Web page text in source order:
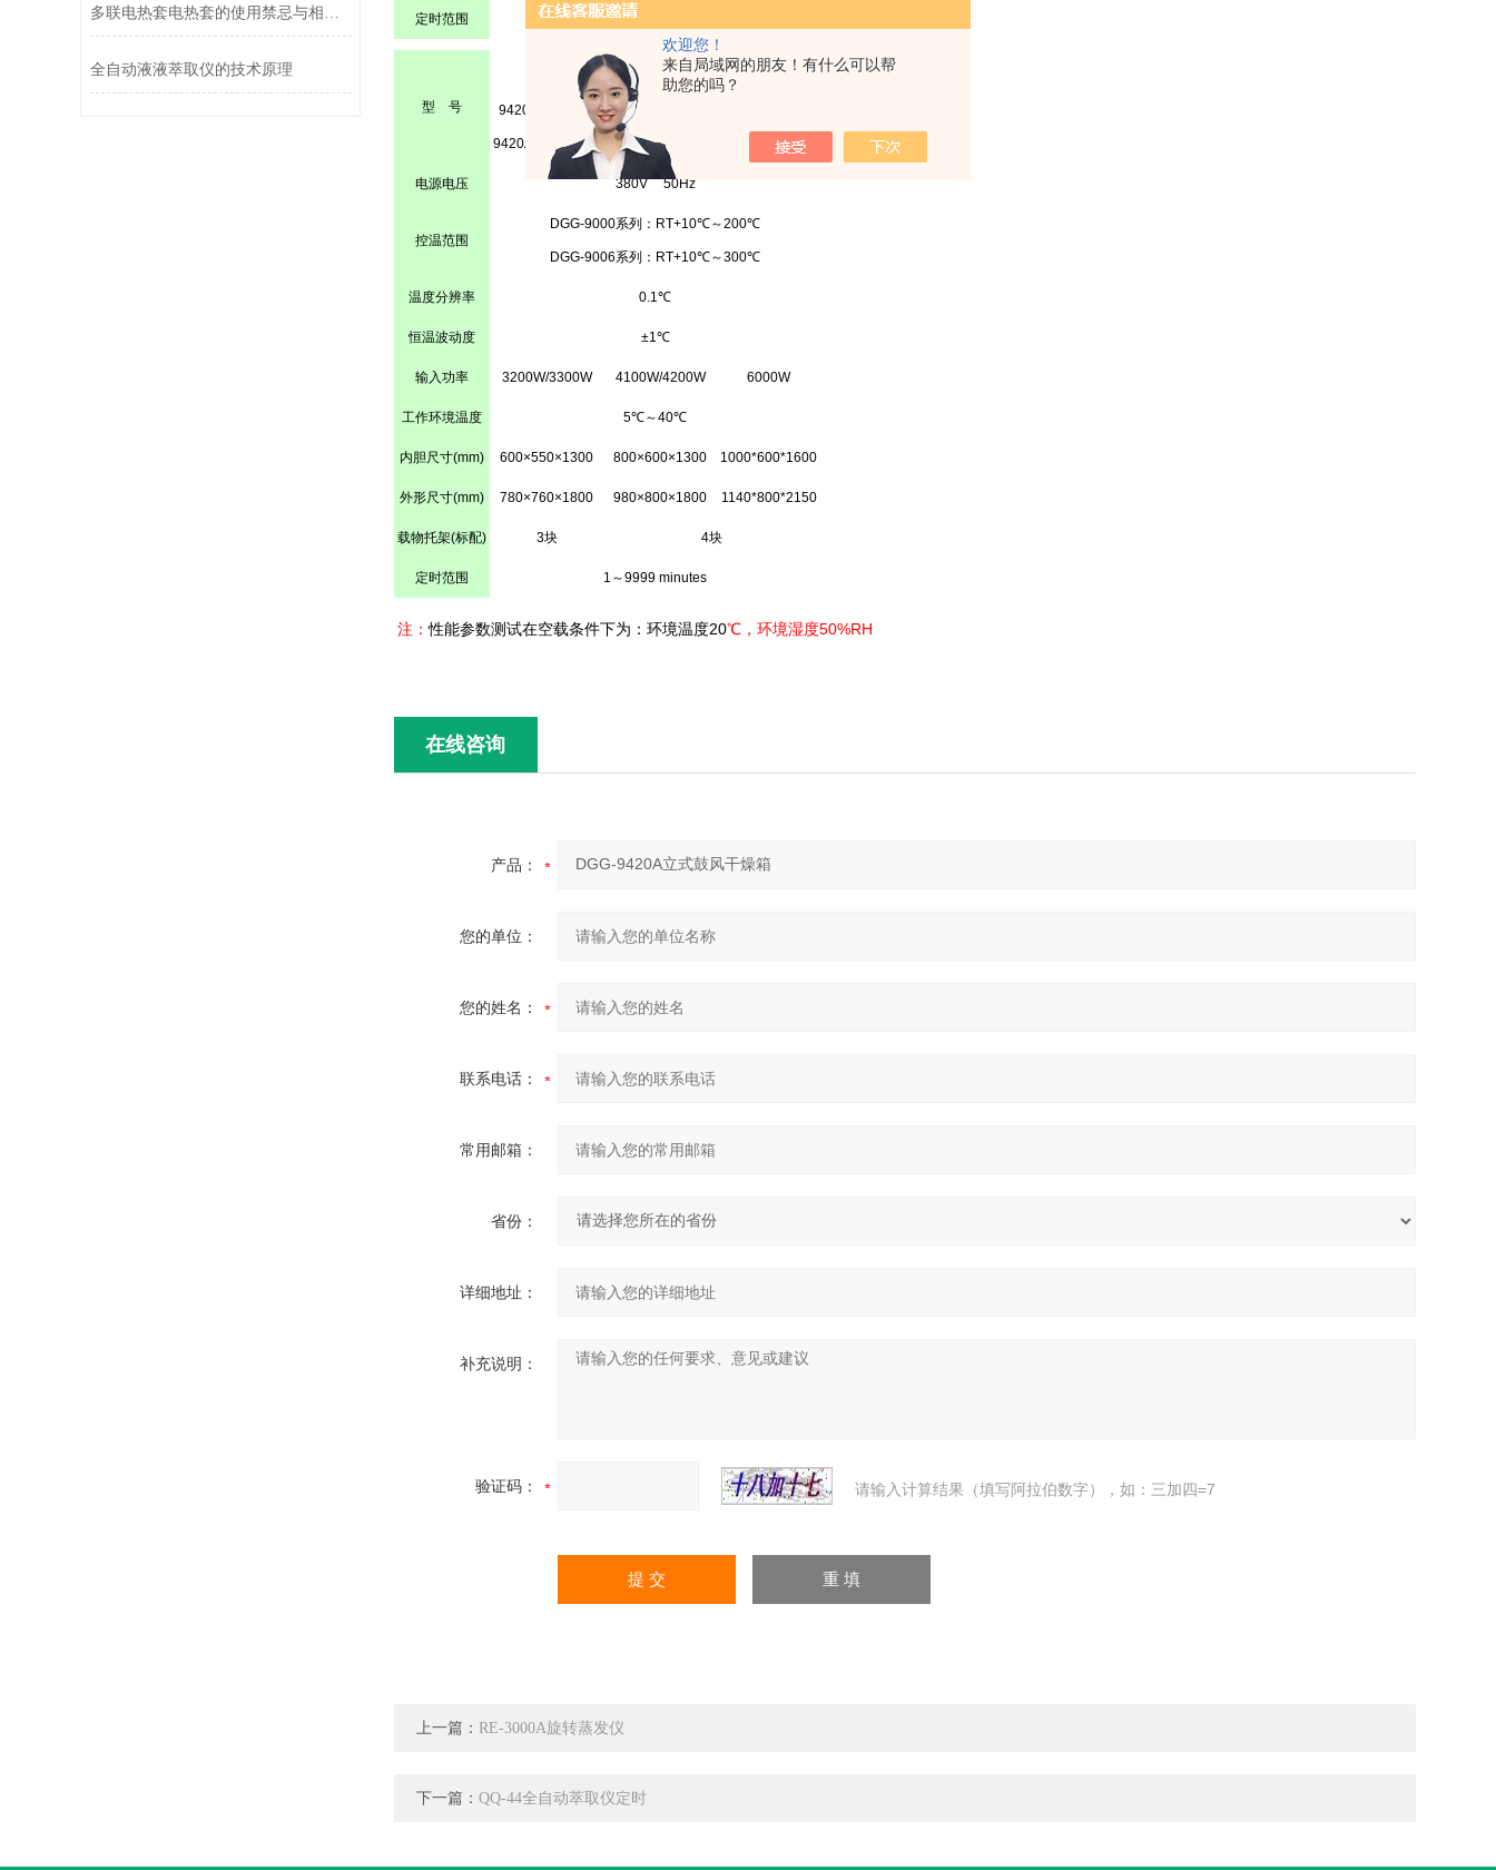
欢迎您！
来自局域网的朋友！有什么可以帮
助您的吗？
定时范围
型 号
立式电热恒温鼓风干燥箱DGG系列
9420A
9420AD
9426A
9426AD
9620A
9620AD 9626AD 9920AD
电源电压 380V 50Hz
控温范围
DGG-9000系列： RT+10℃～200℃
DGG-9006系列： RT+10℃～300℃
温度分辨率 0.1℃
恒温波动度 ±1℃
输入功率 3200W/3300W 4100W/4200W 6000W
工作环境温度 5℃～40℃
内胆尺寸(mm) 600×550×1300 800×600×1300 1000*600*1600
外形尺寸(mm) 780×760×1800 980×800×1800 1140*800*2150
载物托架(标配) 3块 4块
定时范围 1 ～9999 minutes
注：性能参数测试在空载条件下为：环境温度20℃ ，环境湿度50%RH
在线咨询
产品：
您的单位：
您的姓名：
联系电话：
常用邮箱：
省份：
详细地址：
补充说明：
验证码： 请输入计算结果（填写阿拉伯数字），如：三加四=7
上一篇： RE-3000A旋转蒸发仪
下一篇： QQ-44全自动萃取仪定时
多联电热套电热套的使用禁忌与相关事项
全自动液液萃取仪的技术原理